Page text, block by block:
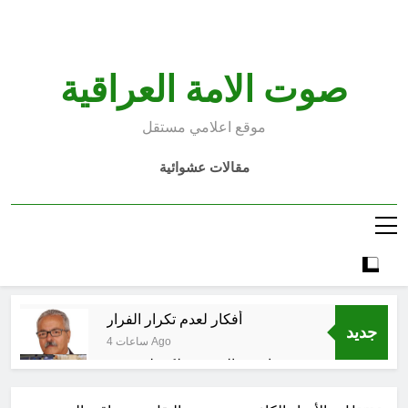
صوت الامة العراقية
موقع اعلامي مستقل
مقالات عشوائية
جديد
أفكار لعدم تكرار الفرار
4 ساعات Ago
انتهت الحرب… لكن لم ينتهي
9 ساعات Ago